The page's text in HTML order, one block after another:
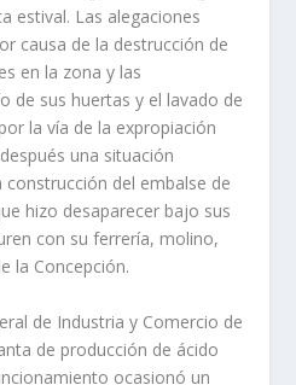
estival. Las alegaciones
causa de la destrucción de
en la zona y las
de sus huertas y el lavado de
la vía de la expropiación
una situación
del embalse de
hizo desaparecer bajo sus
con su ferrería, molino,
la Concepción.
de Industria y Comercio de
de producción de ácido
ocasionó un